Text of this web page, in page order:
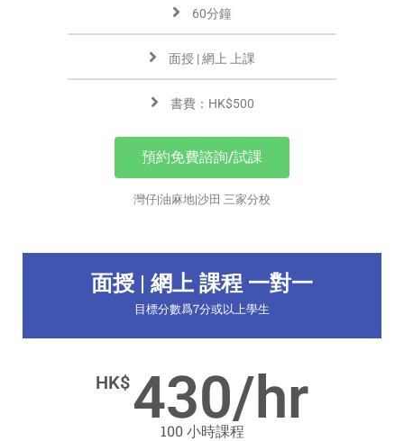
60分鐘
面授 | 網上 上課
書費：HK$500
預約免費諮詢/試課
灣仔|油麻地|沙田 三家分校
面授 | 網上 課程 一對一
目標分數爲7分或以上學生
HK$430/hr
100 小時課程